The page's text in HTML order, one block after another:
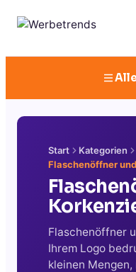
Start
Kategorien
Flaschenöffner
Flaschenöffner
Ihrem Logo
kleinen